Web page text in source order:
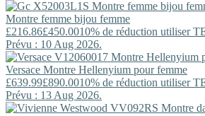
Montre femme bijou femme
£216.86£450.0010% de réduction utiliser
Prévu : 10 Aug 2026.
Versace Montre Hellenyium pour femme
£639.99£890.0010% de réduction utiliser
Prévu : 13 Aug 2026.